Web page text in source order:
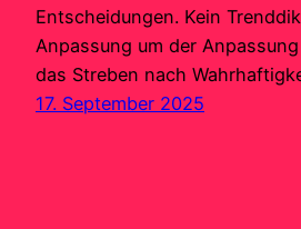
Entscheidungen. Kein
Anpassung um der
das Streben nach
17. September 2025